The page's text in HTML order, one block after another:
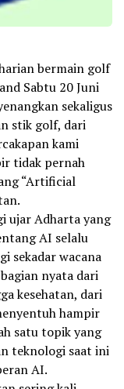
bermain golf
Sabtu 20 Juni
sekaligus
stik golf, dari
kami
tidak pernah
“Artificial
ujar Adharta yang
AI selalu
sekadar wacana
nyata dari
kesehatan, dari
hampir
satu topik yang
teknologi saat ini
AI.